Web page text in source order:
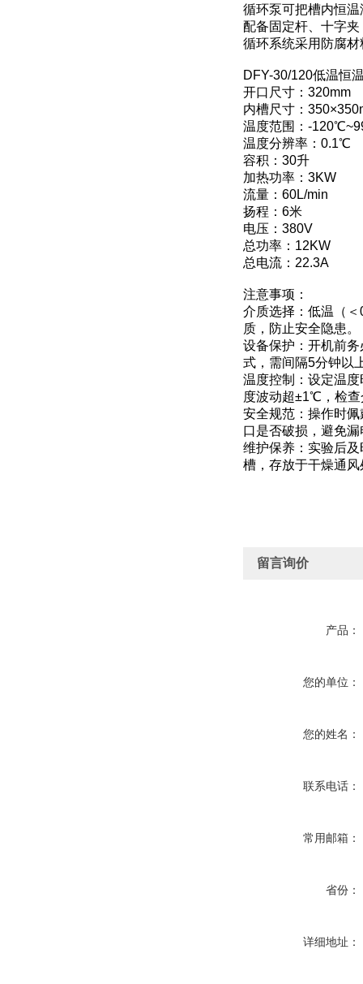
循环泵可把槽内恒
配备固定杆、十字
循环系统采用防腐
DFY-30/120低温恒
开口尺寸：320mm
内槽尺寸：
温度范围：-
温度分辨率：0.1℃
容积：30升
加热功率：3KW
流量：60L/min
扬程：6米
电压：380V
总功率：12KW
总电流：22.3A
注意事项：
介质选择：低温（
质，防止安全隐患。
设备保护：开机前
式，需间隔5分钟以
温度控制：设定温
度波动超±1℃，检
安全规范：操作时
口是否破损，避免漏
维护保养：实验后
槽，存放于干燥通风
留言询价
产品：
您的单位：
您的姓名：
联系电话：
常用邮箱：
省份：
详细地址：